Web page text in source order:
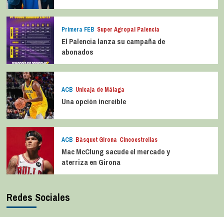
Primera FEB Super Agropal Palencia
El Palencia lanza su campaña de
abonados
ACB Unicaja de Málaga
Una opción increíble
ACB Bàsquet Girona Cincoestrellas
Mac McClung sacude el mercado y
aterriza en Girona
Redes Sociales